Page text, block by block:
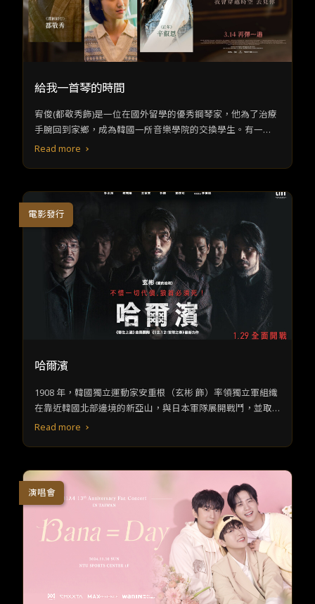
給我一首琴的時間
宥俊(都敬秀飾)是一位在國外留學的優秀鋼琴家，他為了治療
手腕回到家鄉，成為韓國一所音樂學院的交換學生。有一
天，宥俊在校園的舊練琴室偶遇了正在演奏神秘曲目的貞雅
Read more
哈爾濱
1908 年，韓國獨立運動家安重根（玄彬 飾）率領獨立軍組織
在靠近韓國北部邊境的新亞山，與日本軍隊展開戰鬥，並取
得了重大勝利。身為韓國獨立軍中將的安重根，釋放日本戰
Read more
電影發行
演唱會